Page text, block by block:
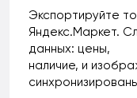
Экспортируйте
Яндекс.Маркет.
данных: цены,
наличие, и